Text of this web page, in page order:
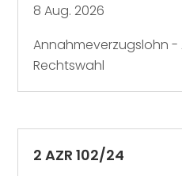
8 Aug. 2026
Annahmeverzugslohn
Rechtswahl
2 AZR 102/24